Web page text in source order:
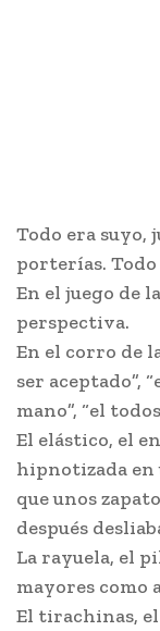
Todo era suyo,
porterías. Todo
En el juego de
perspectiva.
En el corro de
ser aceptado”,
mano”, “el
El elástico, el
hipnotizada
que unos
después
La rayuela, el
mayores como
El tirachinas,